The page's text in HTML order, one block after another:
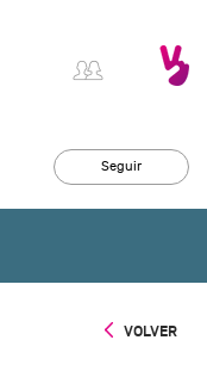
Seguir
VOLVER